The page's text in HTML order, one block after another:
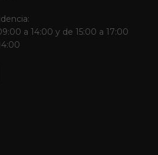
a 14:00 y de 15:00 a 17:00